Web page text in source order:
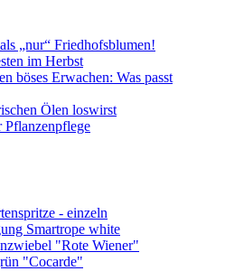
„nur“ Friedhofsblumen!
im Herbst
böses Erwachen: Was passt
Ölen loswirst
Pflanzenpflege
- einzeln
Smartrope white
"Rote Wiener"
"Cocarde"